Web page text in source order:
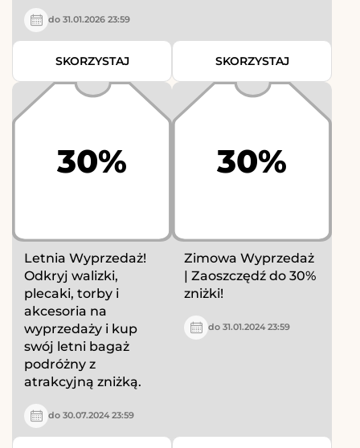
do 31.01.2026 23:59
SKORZYSTAJ SKORZYSTAJ
30%
Letnia Wyprzedaż!
Odkryj walizki,
plecaki, torby i
akcesoria na
wyprzedaży i kup
swój letni bagaż
podróżny z
atrakcyjną zniżką.
do 30.07.2024 23:59
30%
Zimowa Wyprzedaż
| Zaoszczędź do 30%
zniżki!
do 31.01.2024 23:59